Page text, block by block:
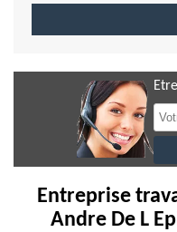
Entreprise
Andre De L